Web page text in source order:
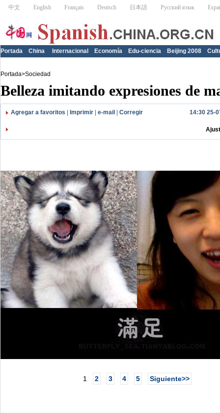
Portada China Internacional Economía Edu-ciencia Beijing 2008
Portada>Sociedad
Belleza imitando expresiones de
Agregar a favoritos Imprimir e-mail Corregir 14:30 25-
1 2 3 4 5 Siguiente>>